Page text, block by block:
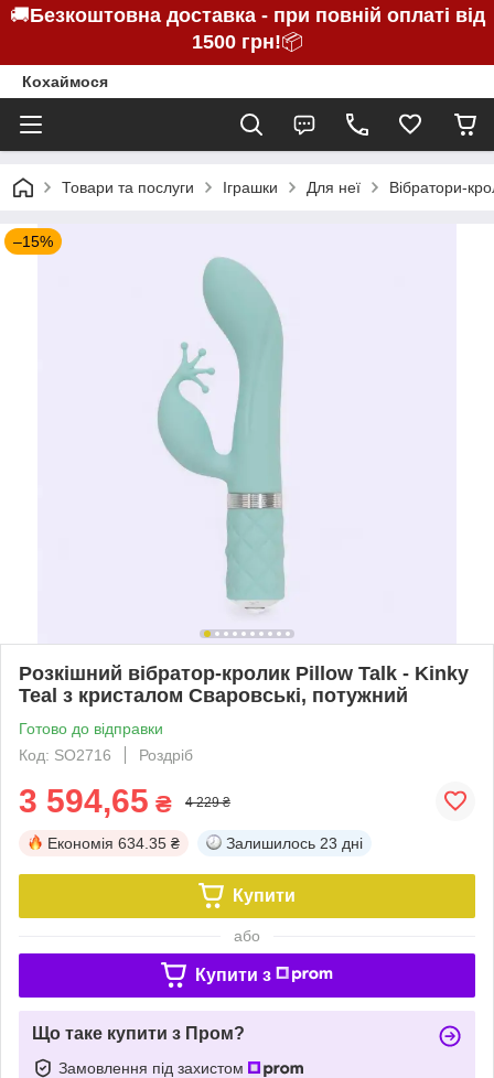
🚚Безкоштовна доставка - при повній оплаті від
1500 грн!📦
Кохаймося
Товари та послуги Іграшки Для неї Вібратори-
–15%
Розкішний вібратор-кролик Pillow Talk - Kinky
Teal з кристалом Сваровські, потужний
Готово до відправки
Код: SO2716
Роздріб
3 594,65 ₴ 4 229 ₴
Економія 634.35 ₴ Залишилось 23 дні
Купити
або
Купити з
Що таке купити з Пром?
Замовлення під захистом